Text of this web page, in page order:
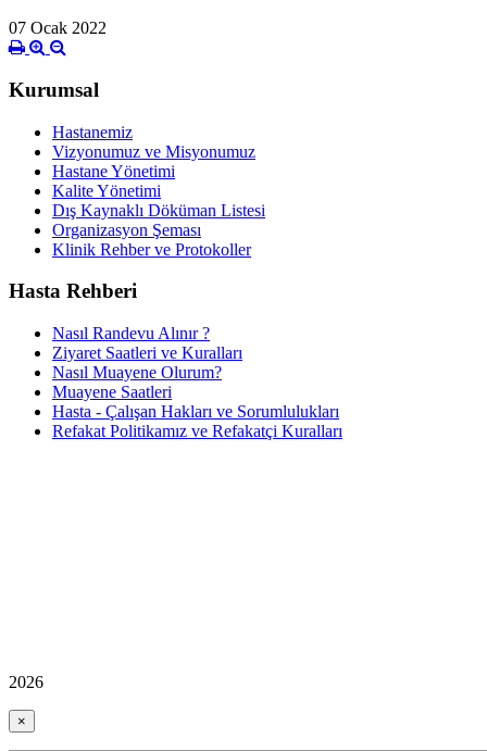
07 Ocak 2022
Kurumsal
Hastanemiz
Vizyonumuz ve Misyonumuz
Hastane Yönetimi
Kalite Yönetimi
Dış Kaynaklı Döküman Listesi
Organizasyon Şeması
Klinik Rehber ve Protokoller
Hasta Rehberi
Nasıl Randevu Alınır ?
Ziyaret Saatleri ve Kuralları
Nasıl Muayene Olurum?
Muayene Saatleri
Hasta - Çalışan Hakları ve Sorumlulukları
Refakat Politikamız ve Refakatçi Kuralları
2026
×